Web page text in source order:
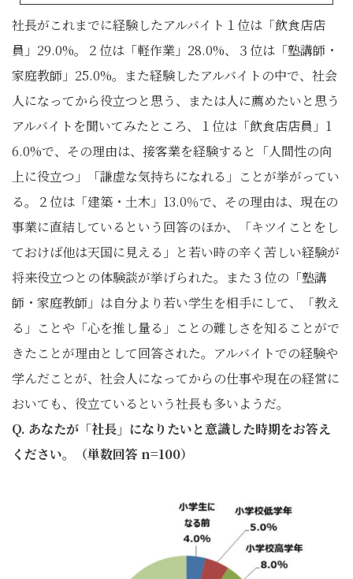
社長がこれまでに経験したアルバイト１位は「飲食店店
員」29.0%。２位は「軽作業」28.0%、３位は「塾講師・
家庭教師」25.0%。また経験したアルバイトの中で、社会
人になってから役立つと思う、または人に薦めたいと思う
アルバイトを聞いてみたところ、１位は「飲食店店員」1
6.0%で、その理由は、接客業を経験すると「人間性の向
上に役立つ」「謙虚な気持ちになれる」ことが挙がってい
る。２位は「建築・土木」13.0％で、その理由は、現在の
事業に直結しているという回答のほか、「キツイことをし
ておけば他は天国に見える」と若い時の辛く苦しい経験が
将来役立つとの体験談が挙げられた。また３位の「塾講
師・家庭教師」は自分より若い学生を相手にして、「教え
る」ことや「心を推し量る」ことの難しさを知ることがで
きたことが理由として回答された。アルバイトでの経験や
学んだことが、社会人になってからの仕事や現在の経営に
おいても、役立ているという社長も多いようだ。
Q. あなたが「社長」になりたいと意識した時期をお答え
ください。（単数回答 n=100）